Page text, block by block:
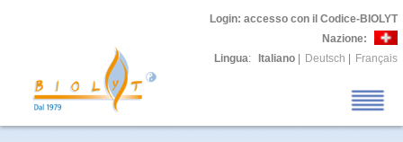
Login: accesso con il Codice-BIOLYT
Nazione:
Lingua: Italiano Deutsch Français